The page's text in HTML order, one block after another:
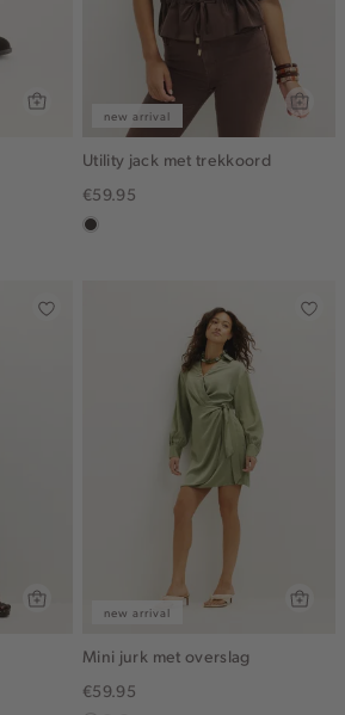
new arrival
Utility jack met trekkoord
€59.95
choco
new arrival
Mini jurk met overslag
€59.95